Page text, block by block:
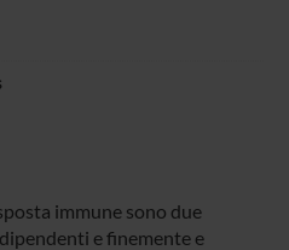
immune sono due
e finemente e